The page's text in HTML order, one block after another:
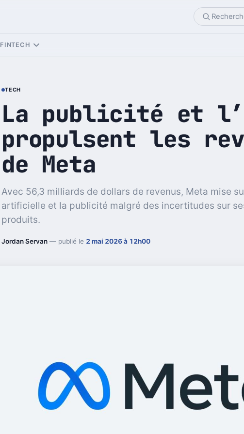
FINTECH
TECH
La publicité et
propulsent les
de Meta
Avec 56,3 milliards de dollars de revenus, Meta mise
artificielle et la publicité malgré des incertitudes sur
produits.
Jordan Servan — publié le 2 mai 2026 à 12h00